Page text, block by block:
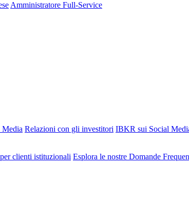
Amministratore Full-Service
Media Relazioni con gli investitori IBKR sui Social
clienti istituzionali Esplora le nostre Domande